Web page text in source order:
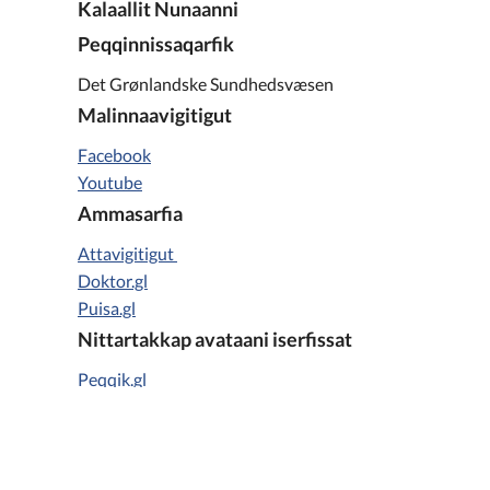
Kalaallit Nunaanni
Peqqinnissaqarfik
Det Grønlandske Sundhedsvæsen
Malinnaavigitigut
Facebook
Youtube
Ammasarfia
Attavigitigut
Doktor.gl
Puisa.gl
Nittartakkap avataani iserfissat
Peqqik.gl